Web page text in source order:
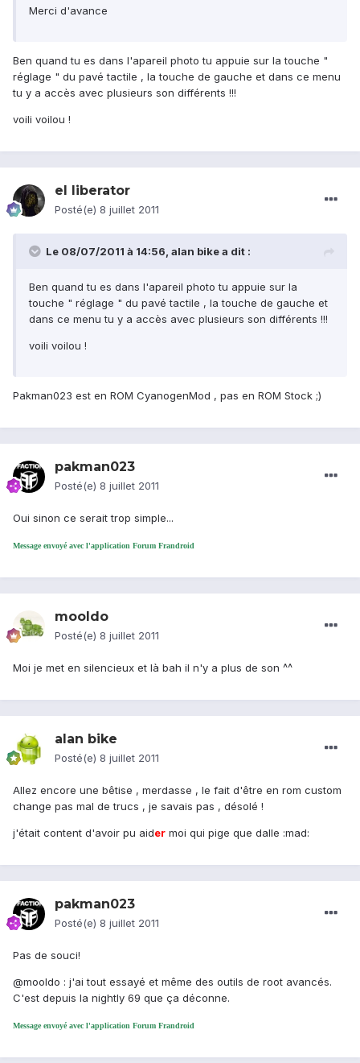
Merci d'avance
Ben quand tu es dans l'apareil photo tu appuie sur la touche "
réglage " du pavé tactile , la touche de gauche et dans ce menu
tu y a accès avec plusieurs son différents !!!
voili voilou !
el liberator
Posté(e) 8 juillet 2011
Le 08/07/2011 à 14:56, alan bike a dit :
Ben quand tu es dans l'apareil photo tu appuie sur la
touche " réglage " du pavé tactile , la touche de gauche et
dans ce menu tu y a accès avec plusieurs son différents !!!
voili voilou !
Pakman023 est en ROM CyanogenMod , pas en ROM Stock ;)
pakman023
Posté(e) 8 juillet 2011
Oui sinon ce serait trop simple...
Message envoyé avec l'application Forum Frandroid
mooldo
Posté(e) 8 juillet 2011
Moi je met en silencieux et là bah il n'y a plus de son ^^
alan bike
Posté(e) 8 juillet 2011
Allez encore une bêtise , merdasse , le fait d'être en rom custom
change pas mal de trucs , je savais pas , désolé !
j'était content d'avoir pu aider moi qui pige que dalle :mad:
pakman023
Posté(e) 8 juillet 2011
Pas de souci!
@mooldo : j'ai tout essayé et même des outils de root avancés.
C'est depuis la nightly 69 que ça déconne.
Message envoyé avec l'application Forum Frandroid